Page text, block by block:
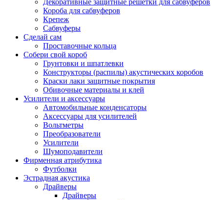
Декоративные защитные решетки для сабвуферов
Короба для сабвуферов
Крепеж
Сабвуферы
Сделай сам
Проставочные кольца
Собери свой короб
Грунтовки и шпатлевки
Конструкторы (распилы) акустических коробов
Краски лаки защитные покрытия
Обивочные материалы и клей
Усилители и аксессуары
Автомобильные конденсаторы
Аксессуары для усилителей
Вольтметры
Преобразователи
Усилители
Шумоподавители
Фирменная атрибутика
Футболки
Эстрадная акустика
Драйверы
Драйверы